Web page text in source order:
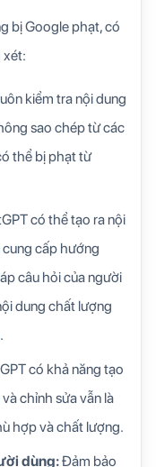
bị Google phạt, có
xét:
kiểm tra nội dung
sao chép từ các
thể bị phạt từ
có thể tạo ra nội
cung cấp hướng
câu hỏi của người
dung chất lượng
có khả năng tạo
chỉnh sửa vẫn là
hợp và chất lượng.
dùng:Đảm bảo